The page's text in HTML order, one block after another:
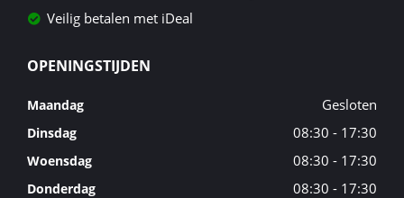
Veilig betalen met iDeal
OPENINGSTIJDEN
Maandag Gesloten
Dinsdag 08:30 - 17:30
Woensdag 08:30 - 17:30
Donderdag 08:30 - 17:30